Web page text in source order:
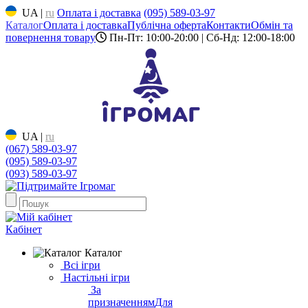
UA | ru Оплата і доставка (095) 589-03-97
КаталогОплата і доставкаПублічна офертаКонтактиОбмін та
повернення товару
Пн-Пт: 10:00-20:00 | Сб-Нд: 12:00-18:00
UA | ru
(067) 589-03-97
(095) 589-03-97
(093) 589-03-97
Кабінет
Каталог
Всі ігри
Настільні ігри
За
призначеннямДля